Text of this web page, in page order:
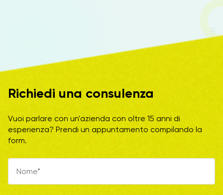
Richiedi una consulenza
Vuoi parlare con un'azienda con oltre 15 anni di
esperienza? Prendi un appuntamento compilando la
form.